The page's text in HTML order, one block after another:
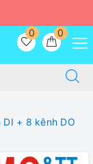
0
0
+ 8 kênh DO